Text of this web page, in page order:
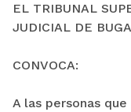
EL TRIBUNAL
JUDICIAL DE BUGA
CONVOCA:
A las personas